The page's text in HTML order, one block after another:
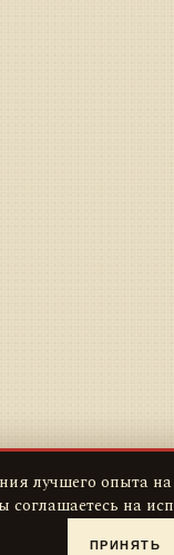
лучшего опыта
соглашаетесь на
ПРИНЯТЬ